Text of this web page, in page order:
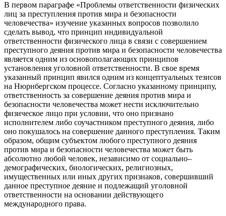
В первом параграфе «Проблемы ответственности физических
лиц за преступления против мира и безопасности
человечества» изучение указанных вопросов позволило
сделать вывод, что принцип индивидуальной
ответственности физического лица в связи с совершением
преступного деяния против мира и безопасности человечества
является одним из основополагающих принципов
установления уголовной ответственности. В свое время
указанный принцип явился одним из концептуальных тезисов
на Нюрнбергском процессе. Согласно указанному принципу,
ответственность за совершение деяния против мира и
безопасности человечества может нести исключительно
физическое лицо при условии, что оно признано
исполнителем либо соучастником преступного деяния, либо
оно покушалось на совершение данного преступления. Таким
образом, общим субъектом любого преступного деяния
против мира и безопасности человечества может быть
абсолютно любой человек, независимо от социально–
демографических, биологических, религиозных,
имущественных или иных других признаков, совершивший
данное преступное деяние и подлежащий уголовной
ответственности на основании действующего
международного права.